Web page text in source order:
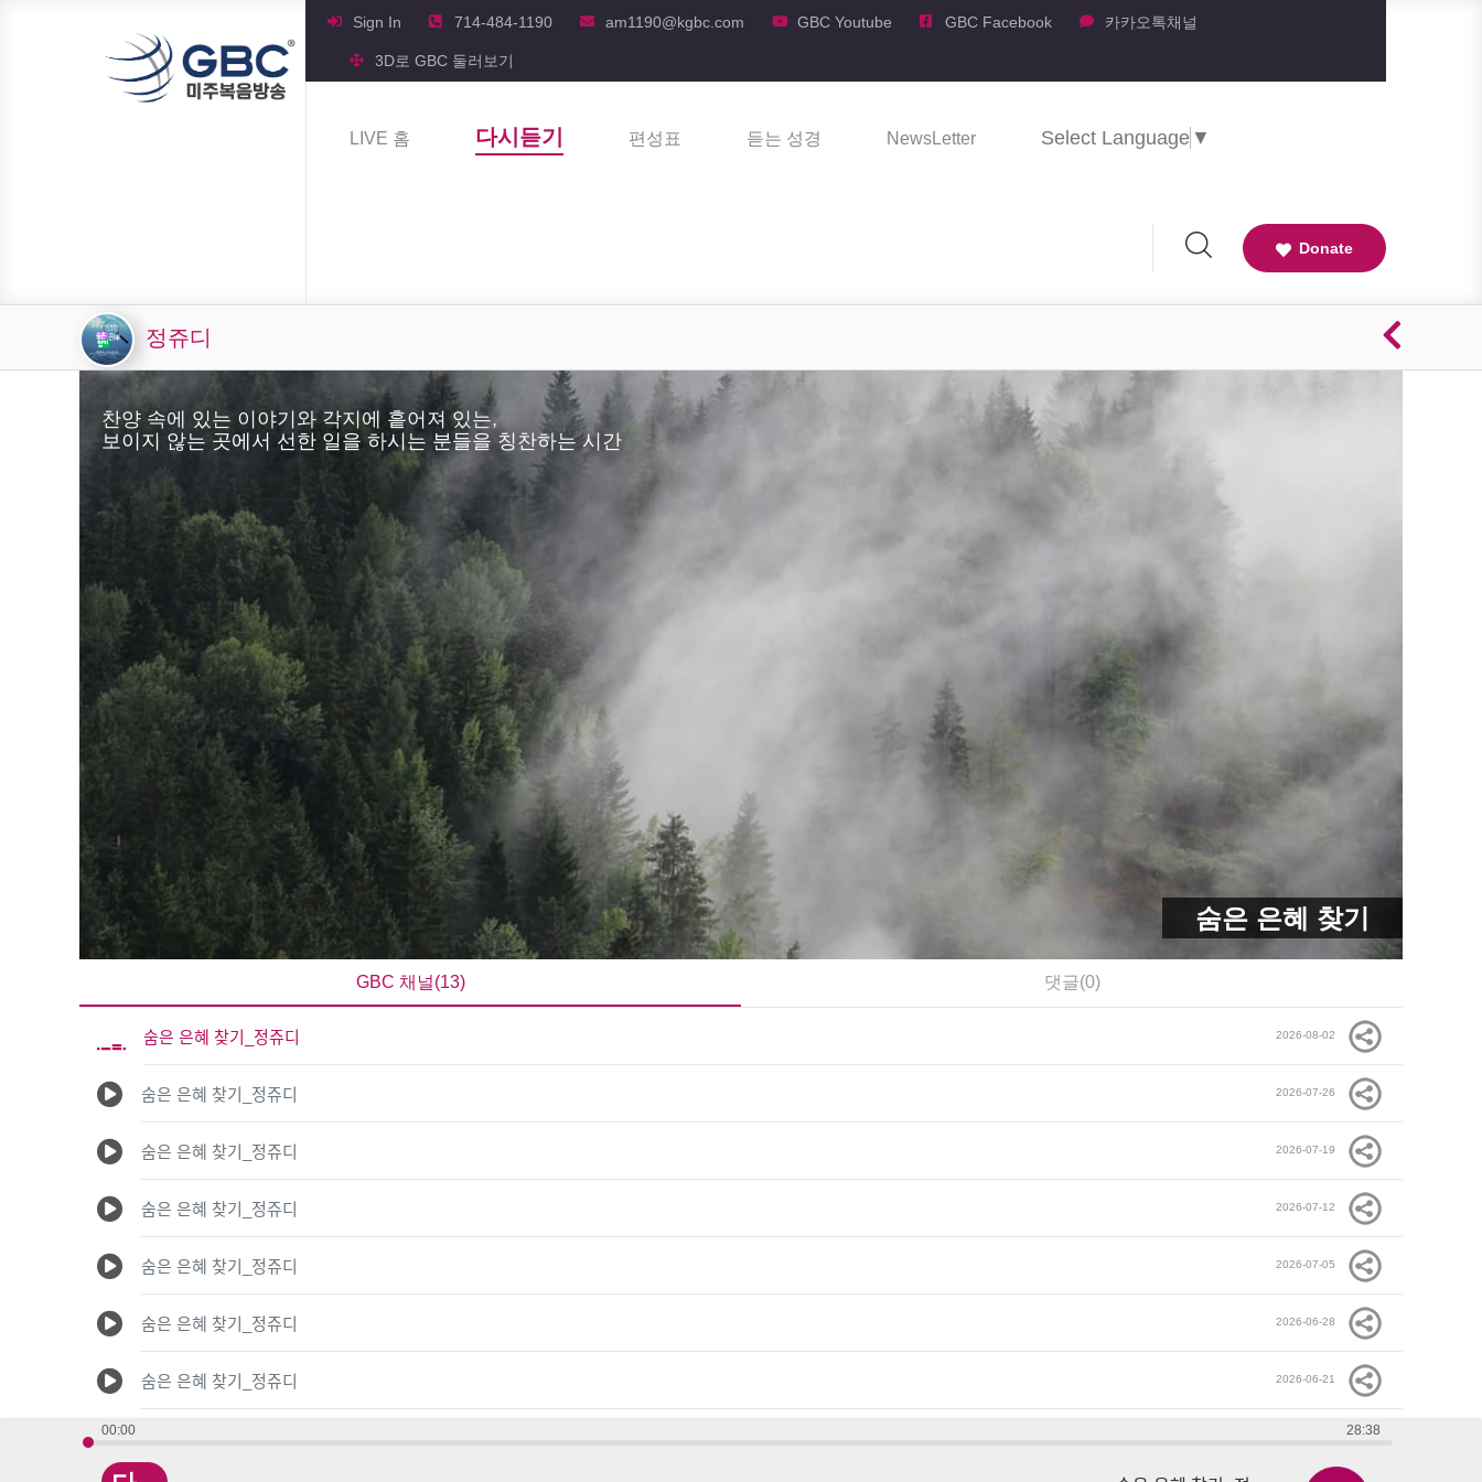
Sign In 714-484-1190 am1190@kgbc.com GBC Youtube GBC Facebook 카카오톡채널
3D로 GBC 둘러보기
LIVE 홈 다시듣기 편성표 듣는 성경 NewsLetter Select Language ▼
Donate
00:00 28:38
정쥬디
숨은 은혜 찾기
찬양 속에 있는 이야기와 각지에 흩어져 있는,
보이지 않는 곳에서 선한 일을 하시는 분들을 칭찬하는 시간
GBC 채널(13) 댓글(0)
숨은 은혜 찾기_정쥬디 2026-08-02
숨은 은혜 찾기_정쥬디 2026-07-26
숨은 은혜 찾기_정쥬디 2026-07-19
숨은 은혜 찾기_정쥬디 2026-07-12
숨은 은혜 찾기_정쥬디 2026-07-05
숨은 은혜 찾기_정쥬디 2026-06-28
숨은 은혜 찾기_정쥬디 2026-06-21